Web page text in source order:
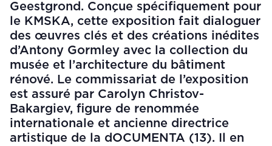
Geestgrond. Conçue spécifiquement pour
le KMSKA, cette exposition fait dialoguer
des œuvres clés et des créations inédites
d’Antony Gormley avec la collection du
musée et l’architecture du bâtiment
rénové. Le commissariat de l’exposition
est assuré par Carolyn Christov-
Bakargiev, figure de renommée
internationale et ancienne directrice
artistique de la dOCUMENTA (13). Il en